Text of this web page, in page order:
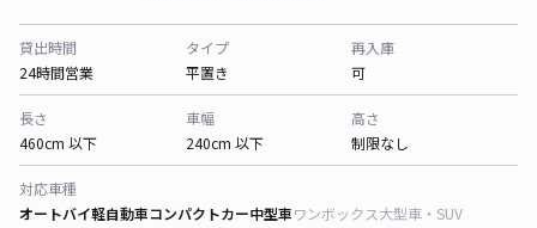
貸出時間
24時間営業
タイプ
平置き
再入庫
可
長さ
460cm 以下
車幅
240cm 以下
高さ
制限なし
対応車種
オートバイ軽自動車コンパクトカー中型車ワンボックス大型車・SUV